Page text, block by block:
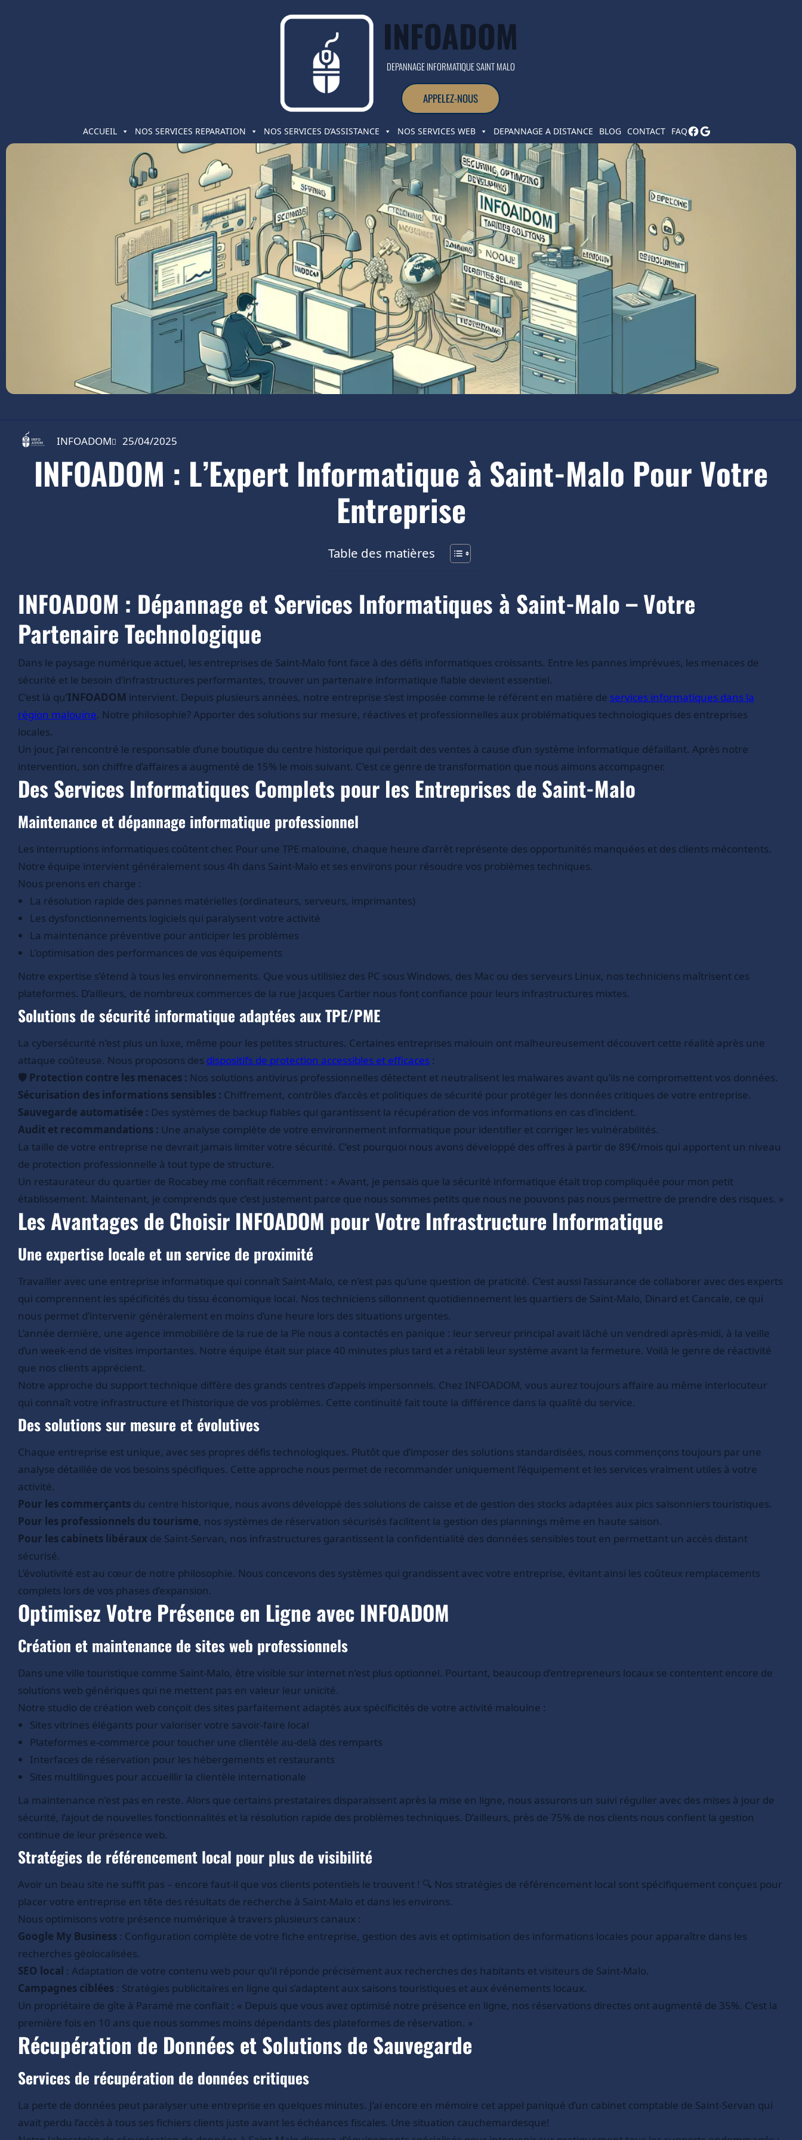
INFOADOM
DEPANNAGE INFORMATIQUE SAINT MALO
APPELEZ-NOUS
ACCUEIL NOS SERVICES REPARATION NOS SERVICES D’ASSISTANCE NOS SERVICES WEB DEPANNAGE A DISTANCE BLOG CONTACT FAQ
INFOADOM 25/04/2025
INFOADOM : L’Expert Informatique à Saint-Malo Pour Votre
Entreprise
Table des matières
INFOADOM : Dépannage et Services Informatiques à Saint-Malo – Votre
Partenaire Technologique
Dans le paysage numérique actuel, les entreprises de Saint-Malo font face à des défis informatiques croissants. Entre les pannes imprévues, les menaces de
sécurité et le besoin d’infrastructures performantes, trouver un partenaire informatique fiable devient essentiel.
C’est là qu’INFOADOM intervient. Depuis plusieurs années, notre entreprise s’est imposée comme le référent en matière de services informatiques dans la
région malouine. Notre philosophie? Apporter des solutions sur mesure, réactives et professionnelles aux problématiques technologiques des entreprises
locales.
Un jour, j’ai rencontré le responsable d’une boutique du centre historique qui perdait des ventes à cause d’un système informatique défaillant. Après notre
intervention, son chiffre d’affaires a augmenté de 15% le mois suivant. C’est ce genre de transformation que nous aimons accompagner.
Des Services Informatiques Complets pour les Entreprises de Saint-Malo
Maintenance et dépannage informatique professionnel
Les interruptions informatiques coûtent cher. Pour une TPE malouine, chaque heure d’arrêt représente des opportunités manquées et des clients mécontents.
Notre équipe intervient généralement sous 4h dans Saint-Malo et ses environs pour résoudre vos problèmes techniques.
Nous prenons en charge :
La résolution rapide des pannes matérielles (ordinateurs, serveurs, imprimantes)
Les dysfonctionnements logiciels qui paralysent votre activité
La maintenance préventive pour anticiper les problèmes
L’optimisation des performances de vos équipements
Notre expertise s’étend à tous les environnements. Que vous utilisiez des PC sous Windows, des Mac ou des serveurs Linux, nos techniciens maîtrisent ces
plateformes. D’ailleurs, de nombreux commerces de la rue Jacques Cartier nous font confiance pour leurs infrastructures mixtes.
Solutions de sécurité informatique adaptées aux TPE/PME
La cybersécurité n’est plus un luxe, même pour les petites structures. Certaines entreprises malouin ont malheureusement découvert cette réalité après une
attaque coûteuse. Nous proposons des dispositifs de protection accessibles et efficaces :
🛡️ Protection contre les menaces : Nos solutions antivirus professionnelles détectent et neutralisent les malwares avant qu’ils ne compromettent vos données.
Sécurisation des informations sensibles : Chiffrement, contrôles d’accès et politiques de sécurité pour protéger les données critiques de votre entreprise.
Sauvegarde automatisée : Des systèmes de backup fiables qui garantissent la récupération de vos informations en cas d’incident.
Audit et recommandations : Une analyse complète de votre environnement informatique pour identifier et corriger les vulnérabilités.
La taille de votre entreprise ne devrait jamais limiter votre sécurité. C’est pourquoi nous avons développé des offres à partir de 89€/mois qui apportent un niveau
de protection professionnelle à tout type de structure.
Un restaurateur du quartier de Rocabey me confiait récemment : « Avant, je pensais que la sécurité informatique était trop compliquée pour mon petit
établissement. Maintenant, je comprends que c’est justement parce que nous sommes petits que nous ne pouvons pas nous permettre de prendre des risques. »
Les Avantages de Choisir INFOADOM pour Votre Infrastructure Informatique
Une expertise locale et un service de proximité
Travailler avec une entreprise informatique qui connaît Saint-Malo, ce n’est pas qu’une question de praticité. C’est aussi l’assurance de collaborer avec des experts
qui comprennent les spécificités du tissu économique local. Nos techniciens sillonnent quotidiennement les quartiers de Saint-Malo, Dinard et Cancale, ce qui
nous permet d’intervenir généralement en moins d’une heure lors des situations urgentes.
L’année dernière, une agence immobilière de la rue de la Pie nous a contactés en panique : leur serveur principal avait lâché un vendredi après-midi, à la veille
d’un week-end de visites importantes. Notre équipe était sur place 40 minutes plus tard et a rétabli leur système avant la fermeture. Voilà le genre de réactivité
que nos clients apprécient.
Notre approche du support technique diffère des grands centres d’appels impersonnels. Chez INFOADOM, vous aurez toujours affaire au même interlocuteur
qui connaît votre infrastructure et l’historique de vos problèmes. Cette continuité fait toute la différence dans la qualité du service.
Des solutions sur mesure et évolutives
Chaque entreprise est unique, avec ses propres défis technologiques. Plutôt que d’imposer des solutions standardisées, nous commençons toujours par une
analyse détaillée de vos besoins spécifiques. Cette approche nous permet de recommander uniquement l’équipement et les services vraiment utiles à votre
activité.
Pour les commerçants du centre historique, nous avons développé des solutions de caisse et de gestion des stocks adaptées aux pics saisonniers touristiques.
Pour les professionnels du tourisme, nos systèmes de réservation sécurisés facilitent la gestion des plannings même en haute saison.
Pour les cabinets libéraux de Saint-Servan, nos infrastructures garantissent la confidentialité des données sensibles tout en permettant un accès distant
sécurisé.
L’évolutivité est au cœur de notre philosophie. Nous concevons des systèmes qui grandissent avec votre entreprise, évitant ainsi les coûteux remplacements
complets lors de vos phases d’expansion.
Optimisez Votre Présence en Ligne avec INFOADOM
Création et maintenance de sites web professionnels
Dans une ville touristique comme Saint-Malo, être visible sur internet n’est plus optionnel. Pourtant, beaucoup d’entrepreneurs locaux se contentent encore de
solutions web génériques qui ne mettent pas en valeur leur unicité.
Notre studio de création web conçoit des sites parfaitement adaptés aux spécificités de votre activité malouine :
Sites vitrines élégants pour valoriser votre savoir-faire local
Plateformes e-commerce pour toucher une clientèle au-delà des remparts
Interfaces de réservation pour les hébergements et restaurants
Sites multilingues pour accueillir la clientèle internationale
La maintenance n’est pas en reste. Alors que certains prestataires disparaissent après la mise en ligne, nous assurons un suivi régulier avec des mises à jour de
sécurité, l’ajout de nouvelles fonctionnalités et la résolution rapide des problèmes techniques. D’ailleurs, près de 75% de nos clients nous confient la gestion
continue de leur présence web.
Stratégies de référencement local pour plus de visibilité
Avoir un beau site ne suffit pas – encore faut-il que vos clients potentiels le trouvent ! 🔍 Nos stratégies de référencement local sont spécifiquement conçues pour
placer votre entreprise en tête des résultats de recherche à Saint-Malo et dans les environs.
Nous optimisons votre présence numérique à travers plusieurs canaux :
Google My Business : Configuration complète de votre fiche entreprise, gestion des avis et optimisation des informations locales pour apparaître dans les
recherches géolocalisées.
SEO local : Adaptation de votre contenu web pour qu’il réponde précisément aux recherches des habitants et visiteurs de Saint-Malo.
Campagnes ciblées : Stratégies publicitaires en ligne qui s’adaptent aux saisons touristiques et aux événements locaux.
Un propriétaire de gîte à Paramé me confiait : « Depuis que vous avez optimisé notre présence en ligne, nos réservations directes ont augmenté de 35%. C’est la
première fois en 10 ans que nous sommes moins dépendants des plateformes de réservation. »
Récupération de Données et Solutions de Sauvegarde
Services de récupération de données critiques
La perte de données peut paralyser une entreprise en quelques minutes. J’ai encore en mémoire cet appel paniqué d’un cabinet comptable de Saint-Servan qui
avait perdu l’accès à tous ses fichiers clients juste avant les échéances fiscales. Une situation cauchemardesque!